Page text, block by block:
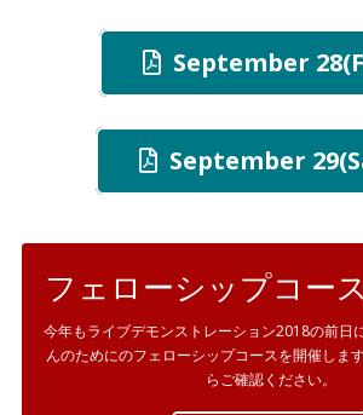
September
September
フェローシップコー
今年もライブデモンストレーション2018の前日
んのためにのフェローシップコースを開催しま
らご確認ください。